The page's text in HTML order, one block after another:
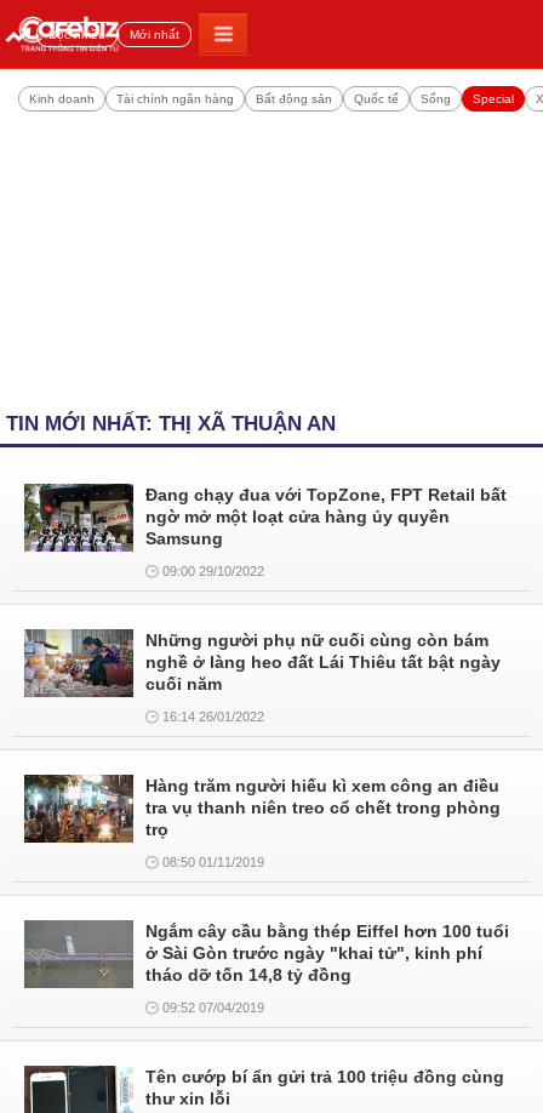
Đọc nhiều Mới nhất
Kinh doanh Tài chính ngân hàng Bất động sản Quốc tế Sống Special
TIN MỚI NHẤT: THỊ XÃ THUẬN AN
Đang chạy đua với TopZone, FPT Retail bất
ngờ mở một loạt cửa hàng ủy quyền
Samsung
09:00 29/10/2022
Những người phụ nữ cuối cùng còn bám
nghề ở làng heo đất Lái Thiêu tất bật ngày
cuối năm
16:14 26/01/2022
Hàng trăm người hiếu kì xem công an điều
tra vụ thanh niên treo cổ chết trong phòng
trọ
08:50 01/11/2019
Ngắm cây cầu bằng thép Eiffel hơn 100 tuổi
ở Sài Gòn trước ngày "khai tử", kinh phí
tháo dỡ tốn 14,8 tỷ đồng
09:52 07/04/2019
Tên cướp bí ẩn gửi trả 100 triệu đồng cùng
thư xin lỗi